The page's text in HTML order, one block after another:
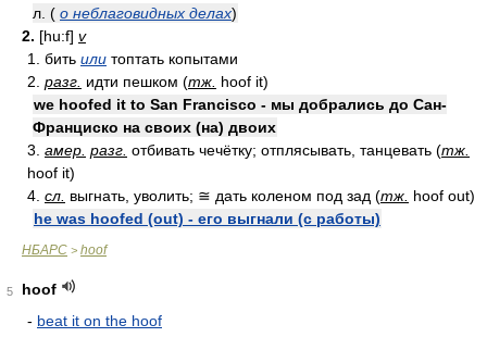
л. ( о неблаговидных делах)
2. [hu:f] v
1. бить или топтать копытами
2. разг. идти пешком (тж. hoof it)
we hoofed it to San Francisco - мы добрались до Сан-
Франциско на своих (на) двоих
3. амер. разг. отбивать чечётку; отплясывать, танцевать (тж.
hoof it)
4. сл. выгнать, уволить; ≅ дать коленом под зад (тж. hoof out)
he was hoofed (out) - его выгнали (с работы)
НБАРС > hoof
5
hoof
- beat it on the hoof